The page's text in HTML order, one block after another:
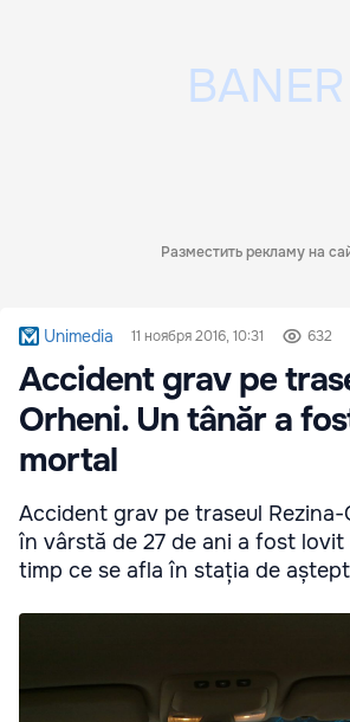
Разместить рекламу на
Unimedia 11 ноября 2016, 10:31 632
Accident grav pe
Orheni. Un tânăr a
mortal
Accident grav pe traseul
în vârstă de 27 de ani a fost lovit
timp ce se afla în stația de